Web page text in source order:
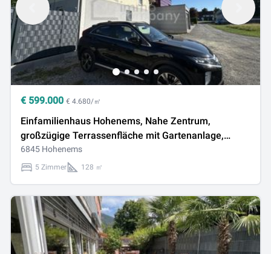
€ 599.000 € 4.680/㎡
Einfamilienhaus Hohenems, Nahe Zentrum,
großzügige Terrassenfläche mit Gartenanlage,
neuer Zaun mit Sichtschutz, mehrere
Außenstellplätze auf privatem Grundstück.
6845 Hohenems
5 Zimmer 128 ㎡